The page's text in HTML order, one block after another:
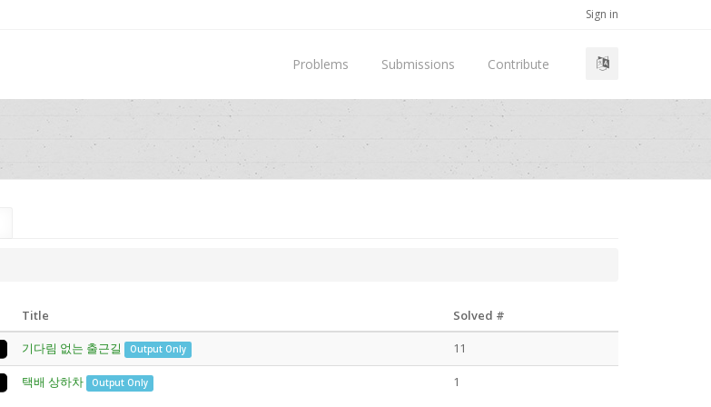
Sign in
Problems Submissions Contribute
Title
Solved #
기다림 없는 출근길 Output Only 11
택배 상하차 Output Only 1